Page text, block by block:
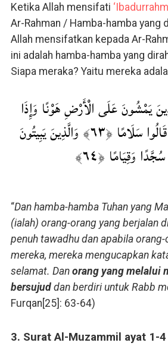
Ketika Allah mensifati
Ar-Rahman / Hamba-hamba yang
Allah mensifatkan kepada Ar-
ini adalah hamba-hamba yang
Siapa meraka? Yaitu mereka
يَمْشُونَ عَلَى الْأَرْضِ هَوْنًا وَإِذَا
خَاطَبَهُمُ الْجَاهِلُونَ قَالُوا سَلَامًا ﴿٦٣﴾ وَالَّذِينَ يَبِيتُونَ
وَقِيَامًا ﴿٦٤﴾
“Dan hamba-hamba Tuhan yang
(ialah) orang-orang yang berjalan
penuh tawadhu dan apabila
mereka, mereka mengucapkan
selamat. Dan orang yang melalui
bersujuddan berdiri untuk Rabb
Furqan[25]: 63-64)
3. Surat Al-Muzammil ayat 1-4